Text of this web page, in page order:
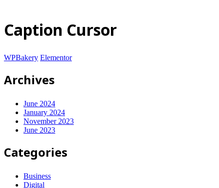
Caption Cursor
WPBakery Elementor
Archives
June 2024
January 2024
November 2023
June 2023
Categories
Business
Digital